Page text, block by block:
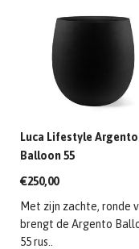
Luca Lifestyle Argento
Balloon 55
€250,00
Met zijn zachte, ronde
brengt de Argento
55 rus..